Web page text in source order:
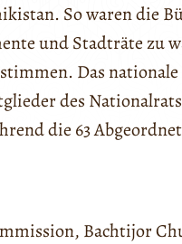
So waren die
und Stadträte zu
Das
des
die 63
Bachtijor